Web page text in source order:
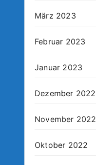
März 2023
Februar 2023
Januar 2023
Dezember 2022
November 2022
Oktober 2022